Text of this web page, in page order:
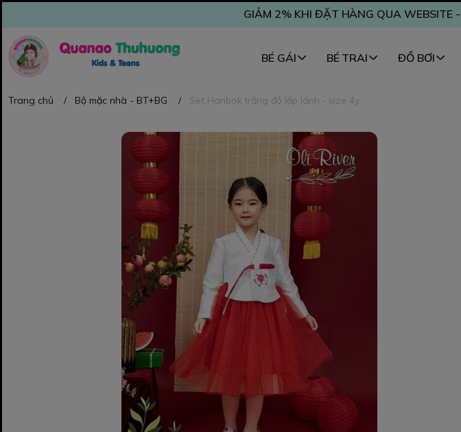
GIẢM 2% KHI ĐẶT HÀNG QUA WEBSITE
BÉ GÁI BÉ TRAI ĐỒ BƠI
Trang chủ / Bộ mặc nhà - BT+BG / Set Hanbok trắng đỏ lấp lánh - size 4y